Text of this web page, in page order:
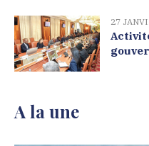
27
A la une